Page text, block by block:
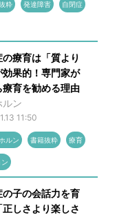
粋 発達障害 自閉症
の療育は「質より
効果的！専門家が
療育を勧める理由
ルン
11:50
ルン 書籍抜粋 療育
の子の会話力を育
正しさより楽しさ